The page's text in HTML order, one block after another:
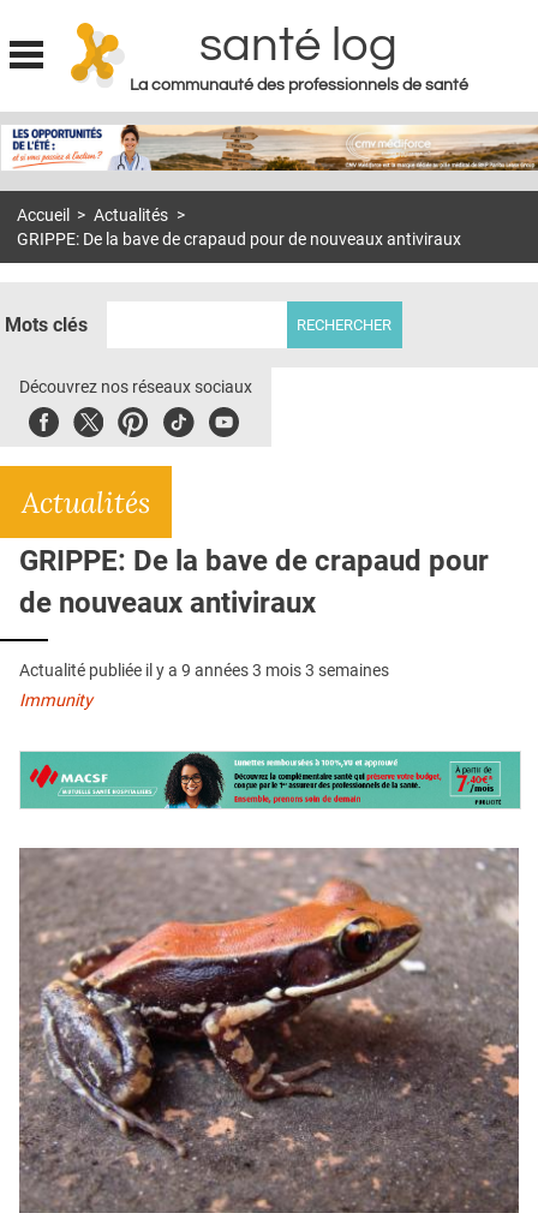
Jump to navigation
santé log
La communauté des professionnels de santé
MON COMPTE
S'ABONNER À LA REVUE SOIN À DOMICILE
DOSSIERS
E-REVUE SAD
L'APP
QUI SOMMES-NOUS ?
PUBLICITÉ
CONDITIONS GÉNÉRALES
CONTACT
Accueil > Actualités >
GRIPPE: De la bave de crapaud pour de nouveaux antiviraux
Mots clés
Découvrez nos réseaux sociaux
FacebookTwitterPinterest
TiktokYoubute
Actualités
GRIPPE: De la bave de crapaud pour
de nouveaux antiviraux
Actualité publiée il y a 9 années 3 mois 3 semaines
Immunity